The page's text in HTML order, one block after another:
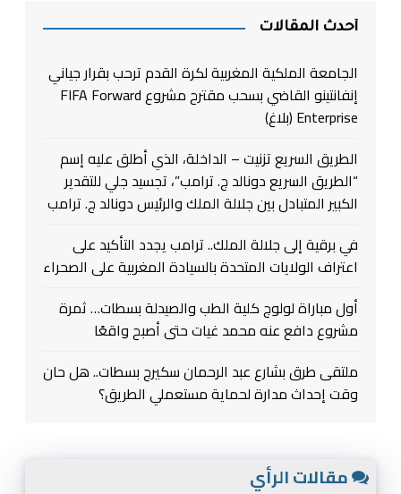
أحدث المقالات
الجامعة الملكية المغربية لكرة القدم ترحب بقرار جياني
إنفانتينو القاضي بسحب مقترح مشروع FIFA Forward
Enterprise (بلاغ)
الطريق السريع تزنيت – الداخلة، الذي أطلق عليه إسم
“الطريق السريع دونالد ج. ترامب”، تجسيد جلي للتقدير
الكبير المتبادل بين جلالة الملك والرئيس دونالد ج. ترامب
في برقية إلى جلالة الملك.. ترامب يجدد التأكيد على
اعتراف الولايات المتحدة بالسيادة المغربية على الصحراء
أول مباراة لولوج كلية الطب والصيدلة بسطات… ثمرة
مشروع دافع عنه محمد غيات حتى أصبح واقعًا
ملتقى طرق بشارع عبد الرحمان سكيرج بسطات.. هل حان
وقت إحداث مدارة لحماية مستعملي الطريق؟
مقالات الرأي